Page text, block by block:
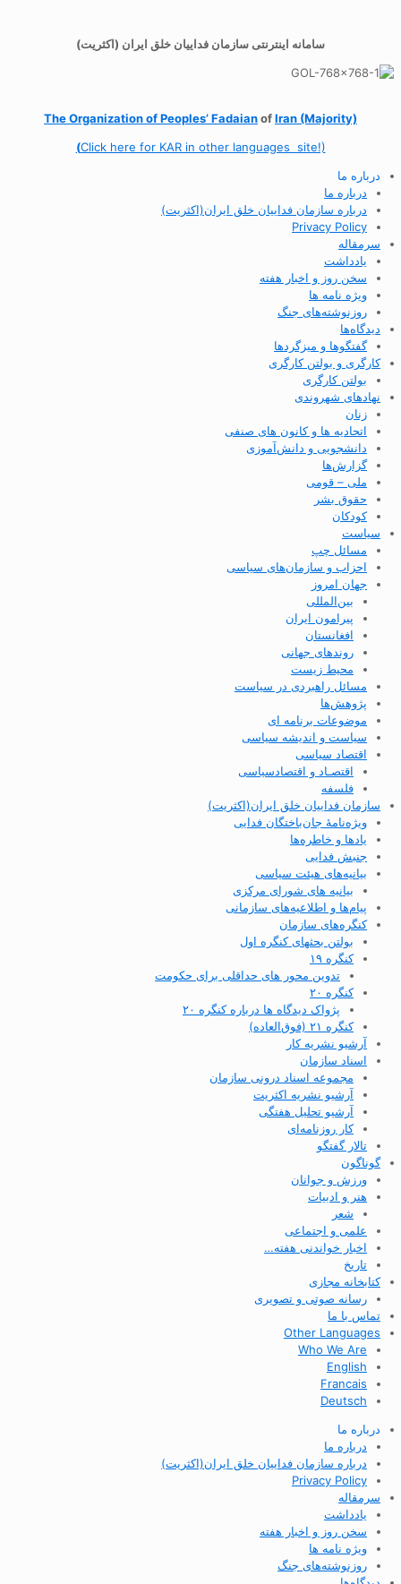
سامانه اینترنتی سازمان فداییان خلق ایران (اکثریت)
The Organization ofPeoples’ FadaianofIran (Majority)
(Click here for KAR in other languages site!)
درباره ما
درباره ما
درباره سازمان فداییان خلق ایران(اکثریت)
Privacy Policy
سرمقاله
یادداشت
سخن روز و اخبار هفته
ویژه نامه ها
روزنوشته‌های جنگ
دیدگاه‌ها
گفتگوها و میزگردها
کارگری و بولتن کارگری
بولتن کارگری
نهادهای شهروندی
زنان
اتحادیه ها و کانون های صنفی
دانشجویی و دانش‌آموزی
گزارش‌ها
ملی – قومی
حقوق بشر
کودکان
سیاست
مسائل چپ
احزاب و سازمان‌های سیاسی
جهان امروز
بین‌المللی
پیرامون ایران
افغانستان
روندهای جهانی
محیط زیست
مسائل راهبردی در سیاست
پژوهش‌ها
موضوعات برنامه ای
سیاست و اندیشه سیاسی
اقتصاد سیاسی
اقتصـاد و اقتصاد‌سیاسی
فلسفه
سازمان فداییان خلق ایران(اکثریت)
ویژه‌نامهٔ جان‌باختگان فدایی
یادها و خاطره‌ها
جنبش فدایی
بیانیه‌های هیئت سیاسی
بیانیه های شورای مرکزی
پیام‌ها و اطلاعیه‌های سازمانی
کنگره‌های سازمان
بولتن بحثهای کنگره اول
کنگره ۱۹
تدوین محور های حداقلی برای حکومت
کنگره ۲۰
پژواک دیدگاه ها درباره کنگره ۲۰
کنگره ۲۱ (فوق‌العاده)
آرشیو نشریه کار
اسناد سازمان
مجموعه اسناد درونی سازمان
آرشیو نشریه اکثریت
آرشیو تحلیل هفتگی
کار روزنامه‌ای
تالار گفتگو
گوناگون
ورزش و جوانان
هنر و ادبیات
شعر
علمی و اجتماعی
اخبار خواندنی هفته…
تاریخ
کتابخانه مجازی
رسانه صوتی و تصویری
تماس با ما
Other Languages
Who We Are
English
Francais
Deutsch
درباره ما
درباره ما
درباره سازمان فداییان خلق ایران(اکثریت)
Privacy Policy
سرمقاله
یادداشت
سخن روز و اخبار هفته
ویژه نامه ها
روزنوشته‌های جنگ